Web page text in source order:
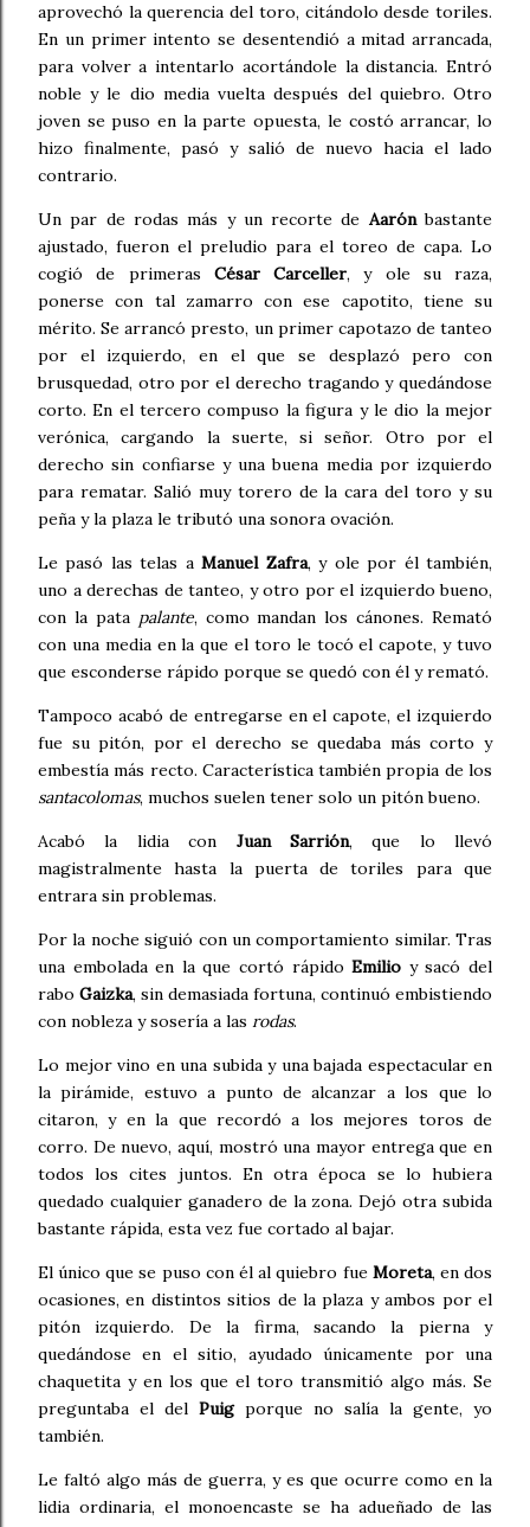
aprovechó la querencia del toro, citándolo desde toriles.
En un primer intento se desentendió a mitad arrancada,
para volver a intentarlo acortándole la distancia. Entró
noble y le dio media vuelta después del quiebro. Otro
joven se puso en la parte opuesta, le costó arrancar, lo
hizo finalmente, pasó y salió de nuevo hacia el lado
contrario.
Un par de rodas más y un recorte de Aarónbastante
ajustado, fueron el preludio para el toreo de capa. Lo
cogió de primeras César Carceller, y ole su raza,
ponerse con tal zamarro con ese capotito, tiene su
mérito. Se arrancó presto, un primer capotazo de tanteo
por el izquierdo, en el que se desplazó pero con
brusquedad, otro por el derecho tragando y quedándose
corto. En el tercero compuso la figura y le dio la mejor
verónica, cargando la suerte, si señor. Otro por el
derecho sin confiarse y una buena media por izquierdo
para rematar. Salió muy torero de la cara del toro y su
peña y la plaza le tributó una sonora ovación.
Le pasó las telas aManuel Zafra, y ole por él también,
uno a derechas de tanteo, y otro por el izquierdo bueno,
con la pata palante, como mandan los cánones. Remató
con una media en la que el toro le tocó el capote, y tuvo
que esconderse rápido porque se quedó con él y remató.
Tampoco acabó de entregarse en el capote, el izquierdo
fue su pitón, por el derecho se quedaba más corto y
embestía más recto. Característica también propia de los
santacolomas, muchos suelen tener solo un pitón bueno.
Acabó la lidia con Juan Sarrión, que lo llevó
magistralmente hasta la puerta de toriles para que
entrara sin problemas.
Por la noche siguió con un comportamiento similar. Tras
una embolada en la que cortó rápidoEmilio y sacó del
rabo Gaizka, sin demasiada fortuna, continuó embistiendo
con nobleza y sosería a las rodas.
Lo mejor vino en una subida y una bajada espectacular en
la pirámide, estuvo a punto de alcanzar a los que lo
citaron, y en la que recordó a los mejores toros de
corro. De nuevo, aquí, mostró una mayor entrega que en
todos los cites juntos. En otra época se lo hubiera
quedado cualquier ganadero de la zona. Dejó otra subida
bastante rápida, esta vez fue cortado al bajar.
El único que se puso con él al quiebro fue Moreta, en dos
ocasiones, en distintos sitios de la plaza y ambos por el
pitón izquierdo. De la firma, sacando la pierna y
quedándose en el sitio, ayudado únicamente por una
chaquetita y en los que el toro transmitió algo más. Se
preguntaba el del Puig porque no salía la gente, yo
también.
Le faltó algo más de guerra, y es que ocurre como en la
lidia ordinaria, el monoencaste se ha adueñado de las